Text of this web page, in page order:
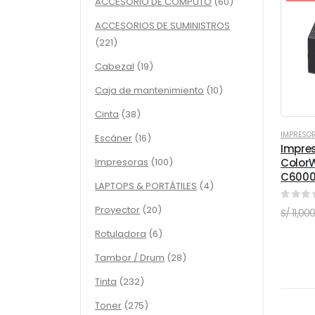
out
S/
ACCESORIOS DE SUMINISTROS
221221
productos
Cabezal 1919
Caja de mantenimiento 1010
Cinta 3838
productos
Escáner 1616
productos
Impresoras 100100
productos
LAPTOPS & PORTÁTILES 44
Proyector 2020
productos
Rotuladora 66
productos
Tambor / Drum 2828
Tinta 232232
productos
Toner 275275